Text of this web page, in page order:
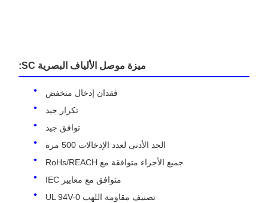
ميزة موصل الألياف البصرية SC:
فقدان إدخال منخفض
تكرار جيد
توافق جيد
الحد الأدنى لعدد الإدخالات 500 مرة
جميع الأجزاء متوافقة مع RoHs/REACH
متوافق مع معايير IEC
تصنيف مقاومة اللهب UL 94V-0